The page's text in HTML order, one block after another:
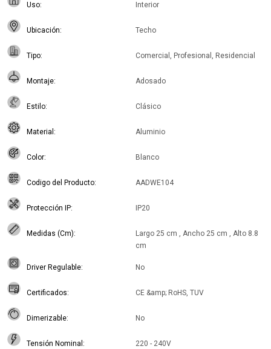
Uso Interior
Ubicación Techo
Tipo Comercial, Profesional, Residencial
Montaje Adosado
Estilo Clásico
Material Aluminio
Color Blanco
Codigo del Producto AADWE104
Protección IP IP20
Medidas (Cm)
Largo 25 cm , Ancho 25 cm , Alto 8.8
cm
Driver Regulable No
Certificados CE &amp; RoHS, TUV
Dimerizable No
Tensión Nominal 220 - 240V